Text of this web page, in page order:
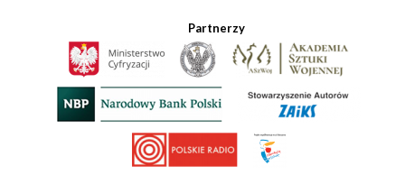
Partnerzy